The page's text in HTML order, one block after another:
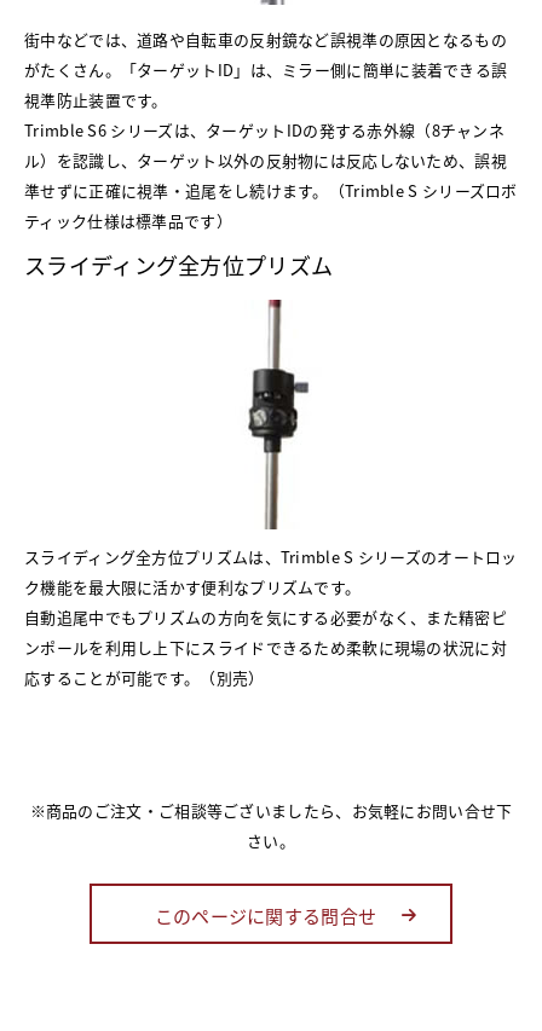
街中などでは、道路や自転車の反射鏡など誤視準の原因となるもの
がたくさん。「ターゲットID」は、ミラー側に簡単に装着できる誤
視準防止装置です。
Trimble S6 シリーズは、ターゲットIDの発する赤外線（8チャンネ
ル）を認識し、ターゲット以外の反射物には反応しないため、誤視
準せずに正確に視準・追尾をし続けます。（Trimble S シリーズロボ
ティック仕様は標準品です）
スライディング全方位プリズム
スライディング全方位プリズムは、Trimble S シリーズのオートロッ
ク機能を最大限に活かす便利なプリズムです。
自動追尾中でもプリズムの方向を気にする必要がなく、また精密ピ
ンポールを利用し上下にスライドできるため柔軟に現場の状況に対
応することが可能です。（別売）
※商品のご注文・ご相談等ございましたら、お気軽にお問い合せ下
さい。
このページに関する問合せ